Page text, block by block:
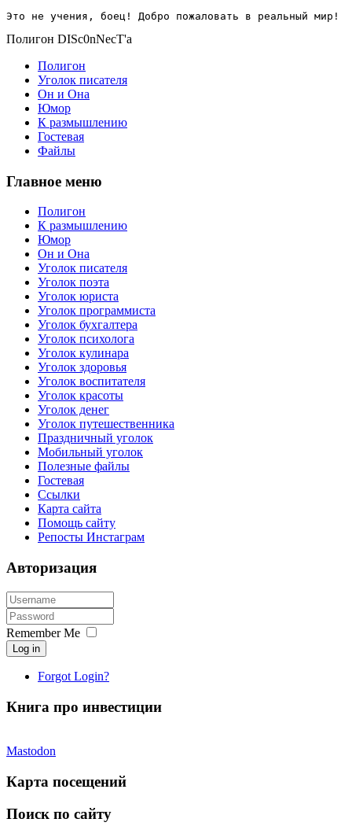
Это не учения, боец! Добро пожаловать в реальный мир!
Полигон DISc0nNecT'a
Полигон
Уголок писателя
Он и Она
Юмор
К размышлению
Гостевая
Файлы
Главное меню
Полигон
К размышлению
Юмор
Он и Она
Уголок писателя
Уголок поэта
Уголок юриста
Уголок программиста
Уголок бухгалтера
Уголок психолога
Уголок кулинара
Уголок здоровья
Уголок воспитателя
Уголок красоты
Уголок денег
Уголок путешественника
Праздничный уголок
Мобильный уголок
Полезные файлы
Гостевая
Ссылки
Карта сайта
Помощь сайту
Репосты Инстаграм
Авторизация
Remember Me
Log in
Forgot Login?
Книга про инвестиции
Mastodon
Карта посещений
Поиск по сайту